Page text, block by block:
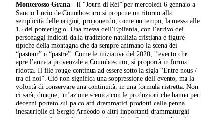
Monterosso Grana - Il “Journ di Réi” per mercoledì 6 gennaio a
Sancto Lucio de Coumboscuro si propone un ritorno alla
semplicità delle origini, proponendo, come un tempo, la messa alle
15 del pomeriggio. Una messa dell’Epifania, con l’arrivo dei
personaggi indicati dalla tradizione natalizia cristiana e figure
tipiche della montagna che da sempre animano la scena dei
“pastour” o “pastre”. Come le iniziative del 2020, l’evento che
apre l’annata provenzale a Coumboscuro, si proporrà in forma
ridotta. Il file rouge continua ad essere sotto la sigla “Entre nous /
tra di noi”. Ciò non significa una soppressione dell’evento, ma la
volontà di conservare una continuità, in una formula ristretta. Non
ci sarà, dunque, un’azione scenica con le produzioni che hanno per
decenni portato sul palco atti drammatici prodotti dalla penna
inesauribile di Sergio Arneodo o altri importanti drammaturghi